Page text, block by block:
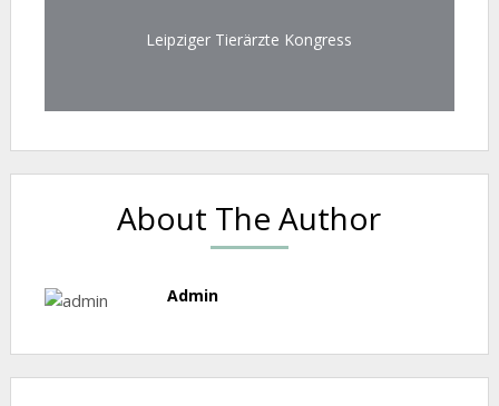
Leipziger Tierärzte Kongress
About The Author
Admin